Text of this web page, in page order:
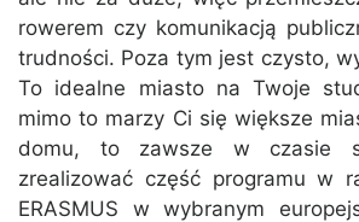
rowerem czy komunikacją
trudności. Poza tym jest czysto,
To idealne miasto na Twoje
mimo to marzy Ci się większe
domu, to zawsze w czasie
zrealizować część programu w
ERASMUS w wybranym